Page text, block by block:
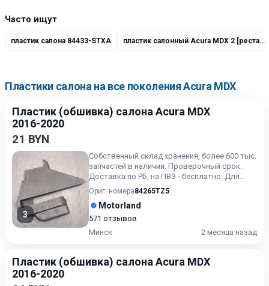
Часто ищут
пластик салона 84433-STXA пластик салонный Acura MDX 2 [рестайлинг]
Пластики салона на все поколения Acura MDX
Пластик (обшивка) салона Acura MDX
2016-2020
21 BYN
3
Собственный склад хранения, более 600 тыс.
запчастей в наличии. Проверочный срок.
Доставка по РБ, на ПВЗ - бесплатно. Для
получения актуальн...
Ориг. номера84265TZ5
Motorland
571 отзывов
Минск
2 месяца назад
Пластик (обшивка) салона Acura MDX
2016-2020